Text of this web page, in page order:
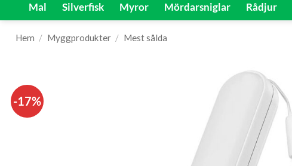
Mal Silverfisk Myror Mördarsniglar Rådjur
Hem / Myggprodukter / Mest sålda
-17%